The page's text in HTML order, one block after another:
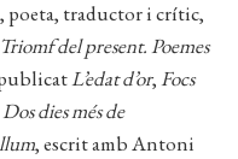
poeta, traductor i crític,
Triomf del present. Poemes
L’edat d’or,Focs
Dos dies més de
, escrit amb Antoni